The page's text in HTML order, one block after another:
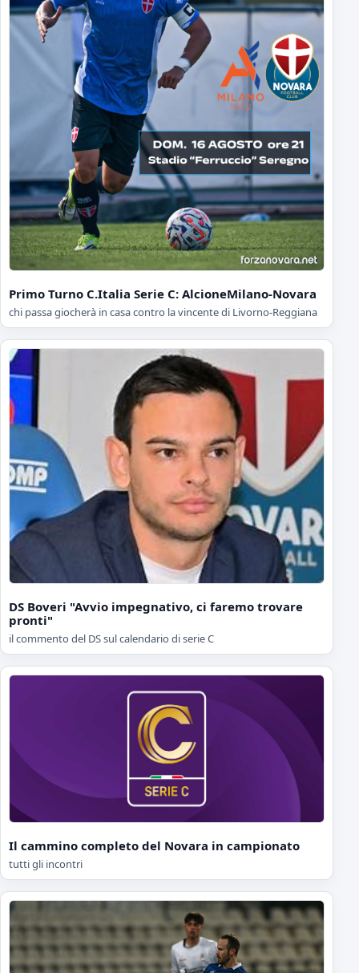
Primo Turno C.Italia Serie C: AlcioneMilano-Novara
chi passa giocherà in casa contro la vincente di Livorno-Reggiana
DS Boveri "Avvio impegnativo, ci faremo trovare
pronti"
il commento del DS sul calendario di serie C
Il cammino completo del Novara in campionato
tutti gli incontri